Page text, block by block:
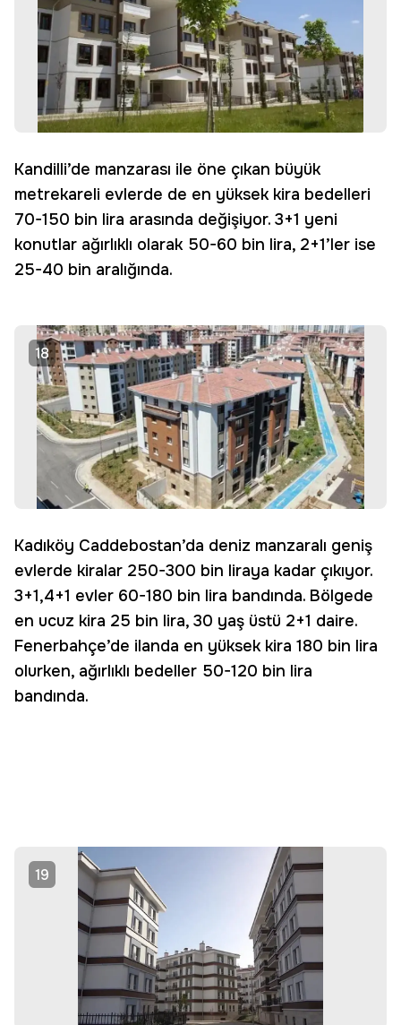
Kandilli’de manzarası ile öne çıkan büyük
metrekareli evlerde de en yüksek kira bedelleri
70-150 bin lira arasında değişiyor. 3+1 yeni
konutlar ağırlıklı olarak 50-60 bin lira, 2+1’ler ise
25-40 bin aralığında.
18
Kadıköy Caddebostan’da deniz manzaralı geniş
evlerde kiralar 250-300 bin liraya kadar çıkıyor.
3+1,4+1 evler 60-180 bin lira bandında. Bölgede
en ucuz kira 25 bin lira, 30 yaş üstü 2+1 daire.
Fenerbahçe’de ilanda en yüksek kira 180 bin lira
olurken, ağırlıklı bedeller 50-120 bin lira
bandında.
19